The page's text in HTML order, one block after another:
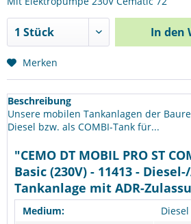
In den
Merken
Beschreibung
Unsere mobilen Tankanlagen der
Diesel bzw. als COMBI-Tank für...
"CEMO DT MOBIL PRO ST
Basic (230V) - 11413 -
Tankanlage mit ADR-
Medium: